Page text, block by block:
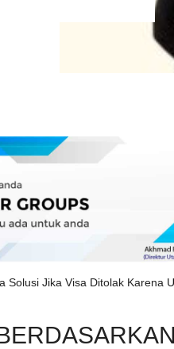
Solusi Jika Visa Ditolak Karena